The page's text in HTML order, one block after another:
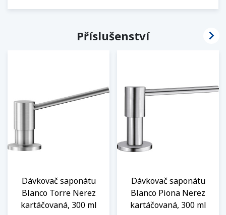
Příslušenství
Dávkovač saponátu
Blanco Torre Nerez
kartáčovaná, 300 ml
Dávkovač saponátu
Blanco Piona Nerez
kartáčovaná, 300 ml
